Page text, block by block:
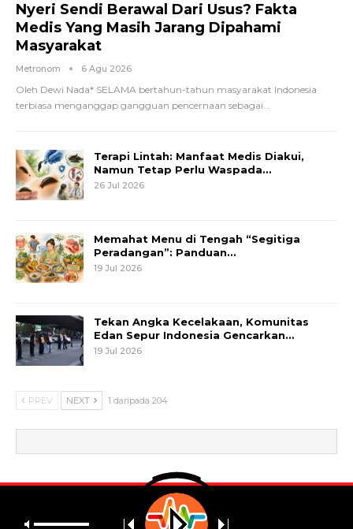
Nyeri Sendi Berawal Dari Usus? Fakta
Medis Yang Masih Jarang Dipahami
Masyarakat
Metronom 6 Agu 2026
Oleh Dewi Nada* SELAMA bertahun-tahun masyarakat Indonesia
terbiasa menganggap gangguan pencernaan sebagai…
Terapi Lintah: Manfaat Medis Diakui,
Namun Tetap Perlu Waspada…
26 Jul 2026
Memahat Menu di Tengah “Segitiga
Peradangan”: Panduan…
19 Jul 2026
Tekan Angka Kecelakaan, Komunitas
Edan Sepur Indonesia Gencarkan…
19 Jul 2026
PREV NEXT 1 daripada 204